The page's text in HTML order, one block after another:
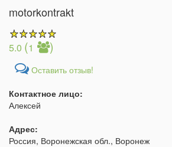
motorkontrakt
5.0 (1 )
Оставить отзыв!
Контактное лицо:
Алексей
Адрес:
Россия, Воронежская обл., Воронеж